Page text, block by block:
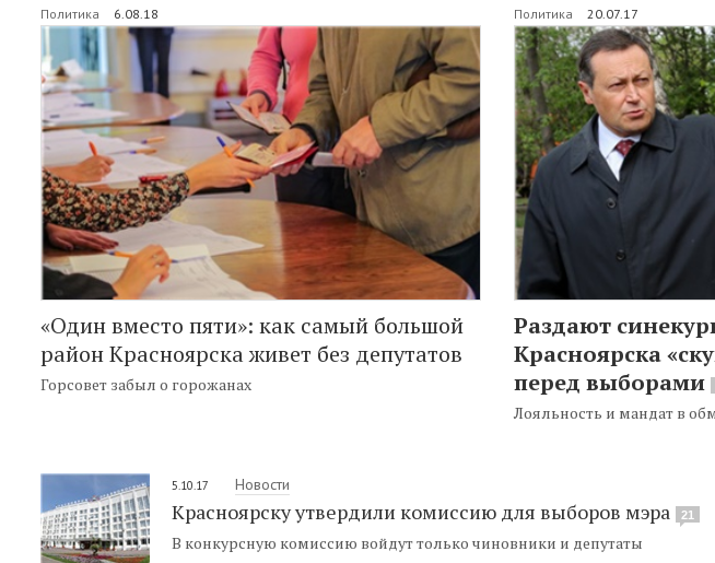
Политика 6.08.18
«Один вместо пяти»: как самый большой
район Красноярска живет без депутатов
Горсовет забыл о горожанах
Политика 20.07.17
Раздают
Красноярска
перед выборами
Лояльность и мандат в
5.10.17 Новости
Красноярску утвердили комиссию для выборов мэра 21
В конкурсную комиссию войдут только чиновники и депутаты